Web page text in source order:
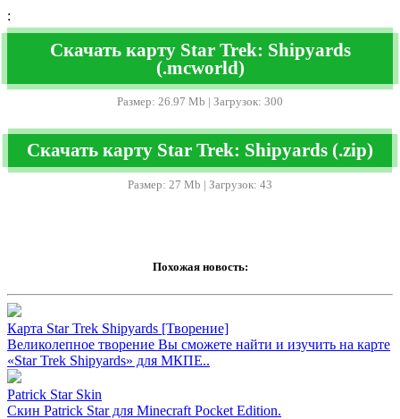
:
Скачать карту Star Trek: Shipyards
(.mcworld)
Размер: 26.97 Mb | Загрузок: 300
Скачать карту Star Trek: Shipyards (.zip)
Размер: 27 Mb | Загрузок: 43
Похожая новость:
Карта Star Trek Shipyards [Творение]
Великолепное творение Вы сможете найти и изучить на карте
«Star Trek Shipyards» для МКПЕ..
Patrick Star Skin
Скин Patrick Star для Minecraft Pocket Edition.